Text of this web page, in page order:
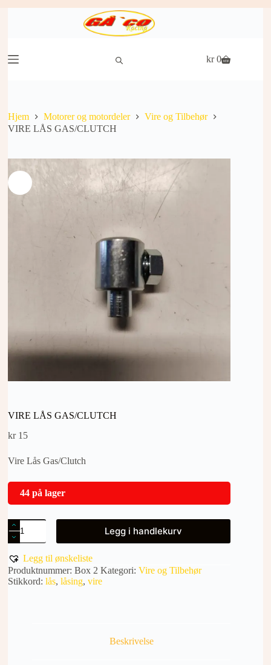
Handlekurv
kr0
Hjem Motorer og motordeler
Vire og Tilbehør
VIRE LÅS GAS/CLUTCH
VIRE LÅS GAS/CLUTCH
kr15
Vire Lås Gas/Clutch
44 på lager
VIRE
LÅS
GAS/CLUTCH
antall
Legg i handlekurv
Legg til ønskeliste
Produktnummer: Box 2 Kategori: Vire og Tilbehør
Stikkord: lås, låsing, vire
Beskrivelse